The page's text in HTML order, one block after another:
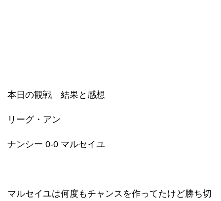
本日の観戦 結果と感想
リーグ・アン
ナンシー 0-0 マルセイユ
マルセイユは何度もチャンスを作ってたけど勝ち切